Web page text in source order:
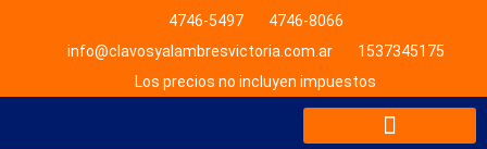
4746-5497
4746-8066
info@clavosyalambresvictoria.com.ar
1537345175
Los precios no incluyen impuestos